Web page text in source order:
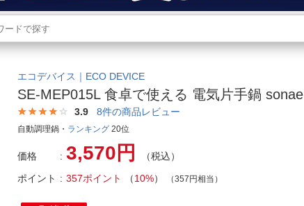
商品をさがす
ランキングからさがす
カテゴリ一覧からさがす
お客様サポート
ご利用ガイド
エコデバイス｜ECO DEVICE
SE-MEP015L 食卓で使える 電気片手鍋 sonae
3.9 8件の商品レビュー
自動調理鍋・ ランキング 20位
価格 3,570円
（税込）
ポイント
357ポイント （10%） （357円相当）